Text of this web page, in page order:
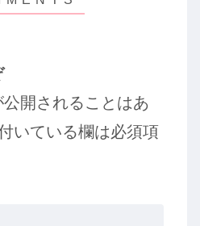
開されることはあ
いている欄は必須項